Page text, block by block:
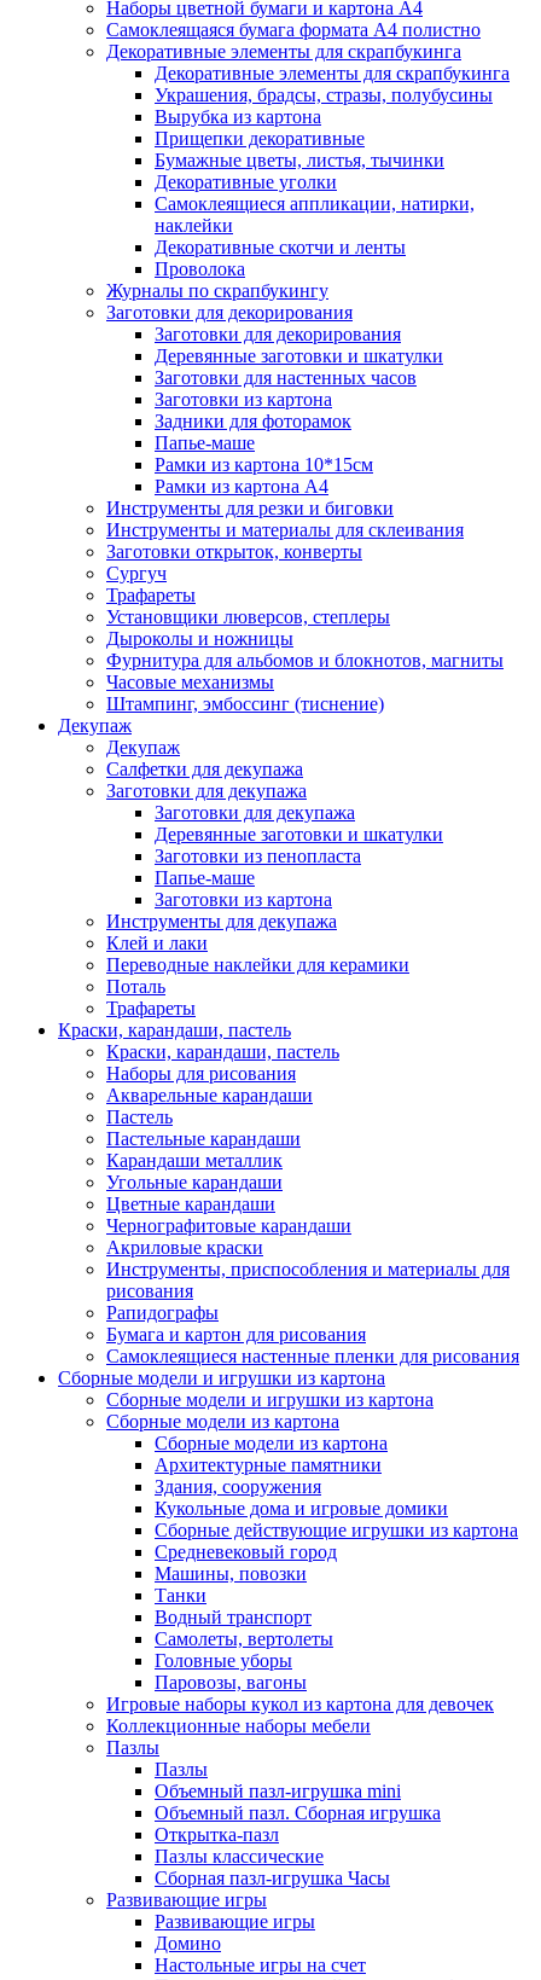
Наборы цветной бумаги и картона А4
Самоклеящаяся бумага формата А4 полистно
Декоративные элементы для скрапбукинга
Декоративные элементы для скрапбукинга
Украшения, брадсы, стразы, полубусины
Вырубка из картона
Прищепки декоративные
Бумажные цветы, листья, тычинки
Декоративные уголки
Самоклеящиеся аппликации, натирки,
наклейки
Декоративные скотчи и ленты
Проволока
Журналы по скрапбукингу
Заготовки для декорирования
Заготовки для декорирования
Деревянные заготовки и шкатулки
Заготовки для настенных часов
Заготовки из картона
Задники для фоторамок
Папье-маше
Рамки из картона 10*15см
Рамки из картона А4
Инструменты для резки и биговки
Инструменты и материалы для склеивания
Заготовки открыток, конверты
Сургуч
Трафареты
Установщики люверсов, степлеры
Дыроколы и ножницы
Фурнитура для альбомов и блокнотов, магниты
Часовые механизмы
Штампинг, эмбоссинг (тиснение)
Декупаж
Декупаж
Салфетки для декупажа
Заготовки для декупажа
Заготовки для декупажа
Деревянные заготовки и шкатулки
Заготовки из пенопласта
Папье-маше
Заготовки из картона
Инструменты для декупажа
Клей и лаки
Переводные наклейки для керамики
Поталь
Трафареты
Краски, карандаши, пастель
Краски, карандаши, пастель
Наборы для рисования
Акварельные карандаши
Пастель
Пастельные карандаши
Карандаши металлик
Угольные карандаши
Цветные карандаши
Чернографитовые карандаши
Акриловые краски
Инструменты, приспособления и материалы для
рисования
Рапидографы
Бумага и картон для рисования
Самоклеящиеся настенные пленки для рисования
Сборные модели и игрушки из картона
Сборные модели и игрушки из картона
Сборные модели из картона
Сборные модели из картона
Архитектурные памятники
Здания, сооружения
Кукольные дома и игровые домики
Сборные действующие игрушки из картона
Средневековый город
Машины, повозки
Танки
Водный транспорт
Самолеты, вертолеты
Головные уборы
Паровозы, вагоны
Игровые наборы кукол из картона для девочек
Коллекционные наборы мебели
Пазлы
Пазлы
Объемный пазл-игрушка mini
Объемный пазл. Сборная игрушка
Открытка-пазл
Пазлы классические
Сборная пазл-игрушка Часы
Развивающие игры
Развивающие игры
Домино
Настольные игры на счет